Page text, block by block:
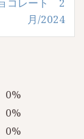
コレート 2
月/2024
0%
0%
0%